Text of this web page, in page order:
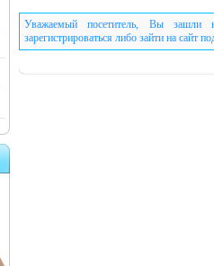
Уважаемый посетитель, Вы зашли
зарегистрироваться либо зайти на сайт